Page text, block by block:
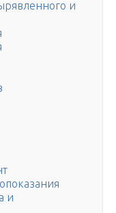
и
и